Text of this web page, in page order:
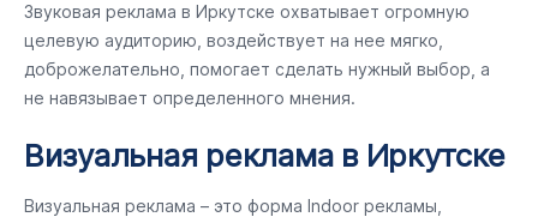
Звуковая реклама в Иркутске охватывает огромную
целевую аудиторию, воздействует на нее мягко,
доброжелательно, помогает сделать нужный выбор, а
не навязывает определенного мнения.
Визуальная реклама в Иркутске
Визуальная реклама – это форма Indoor рекламы,